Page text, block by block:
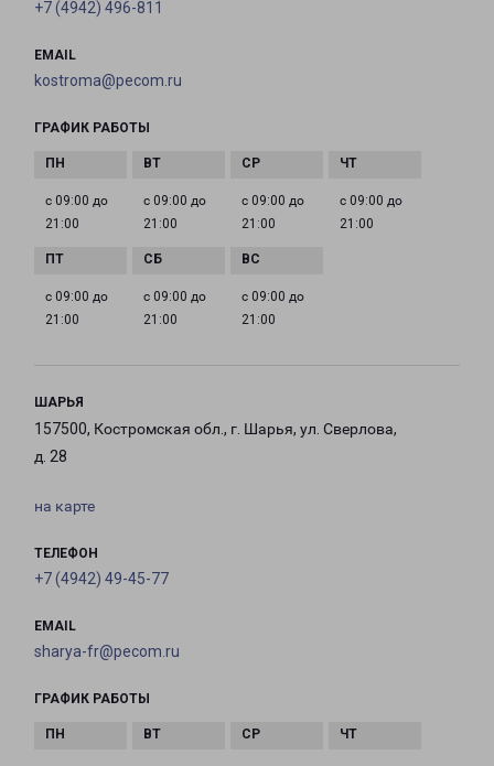
+7 (4942) 496-811
EMAIL
kostroma@pecom.ru
ГРАФИК РАБОТЫ
с 09:00 до
21:00
с 09:00 до
21:00
с 09:00 до
21:00
с 09:00 до
21:00
с 09:00 до
21:00
с 09:00 до
21:00
с 09:00 до
21:00
ШАРЬЯ
157500, Костромская обл., г. Шарья, ул. Сверлова,
д. 28
на карте
ТЕЛЕФОН
+7 (4942) 49-45-77
EMAIL
sharya-fr@pecom.ru
ГРАФИК РАБОТЫ